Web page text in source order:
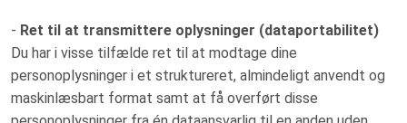
- Ret til at transmittere oplysninger (dataportabilitet)
Du har i visse tilfælde ret til at modtage dine
personoplysninger i et struktureret, almindeligt anvendt og
maskinlæsbart format samt at få overført disse